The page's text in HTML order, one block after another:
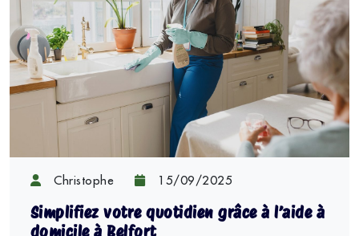
Christophe 15/09/2025
Simplifiez votre quotidien grâce à l’aide à